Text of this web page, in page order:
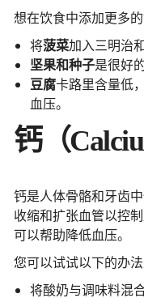
想在饮食中添加更多
将菠菜加入三明治
坚果和种子是很好
豆腐卡路里含量低
血压。
钙（
钙是人体骨骼和牙齿
收缩和扩张血管以控
可以帮助降低血压。
您可以试试以下的办
将酸奶与调味料混